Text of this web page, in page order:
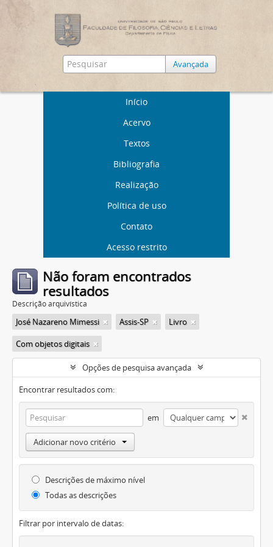
Avançada
Início
Acervo
Textos
Bibliografia
Realização
Política de uso
Contato
Acesso restrito
Não foram encontrados
resultados
Descrição arquivística
José Nazareno Mimessi Assis-SP
Livro
Com objetos digitais
Opções de pesquisa avançada
Encontrar resultados com:
em
Adicionar novo critério
Descrições de máximo nível
Todas as descrições
Filtrar por intervalo de datas: